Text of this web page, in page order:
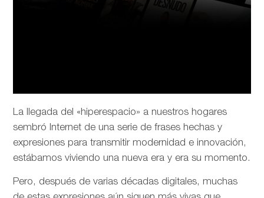
La llegada del «hiperespacio» a nuestros hogares
sembró Internet de una serie de frases hechas y
expresiones para transmitir modernidad e innovación,
estábamos viviendo una nueva era y era su momento.
Pero, después de varias décadas digitales, muchas